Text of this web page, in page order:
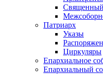
Патриарх
Указы
Циркуляры
Епархиальное
Епархиальный